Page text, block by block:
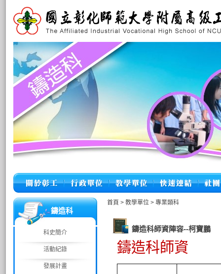
鑄造科
科史簡介
活動紀錄
發展計畫
首頁 > 教學單位 > 專業類科
鑄造科師資陣容--柯寶鵬
鑄造科師資